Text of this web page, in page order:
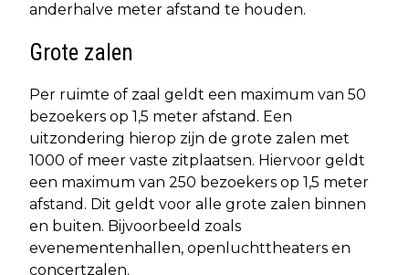
anderhalve meter afstand te houden.
Grote zalen
Per ruimte of zaal geldt een maximum van 50
bezoekers op 1,5 meter afstand. Een
uitzondering hierop zijn de grote zalen met
1000 of meer vaste zitplaatsen. Hiervoor geldt
een maximum van 250 bezoekers op 1,5 meter
afstand. Dit geldt voor alle grote zalen binnen
en buiten. Bijvoorbeeld zoals
evenementenhallen, openluchttheaters en
concertzalen.